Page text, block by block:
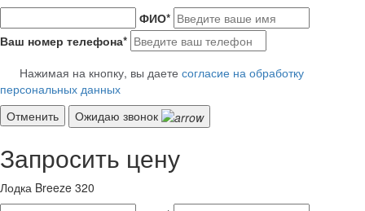
ФИО*
Ваш номер телефона*
Нажимая на кнопку, вы даете согласие на обработку
персональных данных
Отменить
Ожидаю звонок
Запросить цену
Лодка Breeze 320